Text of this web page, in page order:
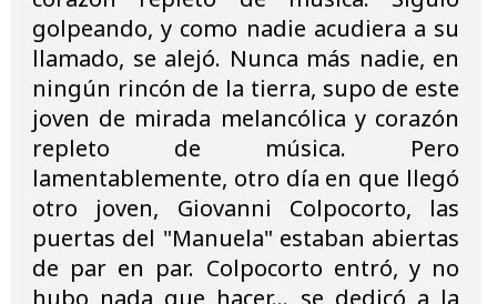
golpeando, y como nadie acudiera a su
llamado, se alejó. Nunca más nadie, en
ningún rincón de la tierra, supo de este
joven de mirada melancólica y corazón
repleto de música. Pero
lamentablemente, otro día en que llegó
otro joven, Giovanni Colpocorto, las
puertas del "Manuela" estaban abiertas
de par en par. Colpocorto entró, y no
hubo nada que hacer... se dedicó a la